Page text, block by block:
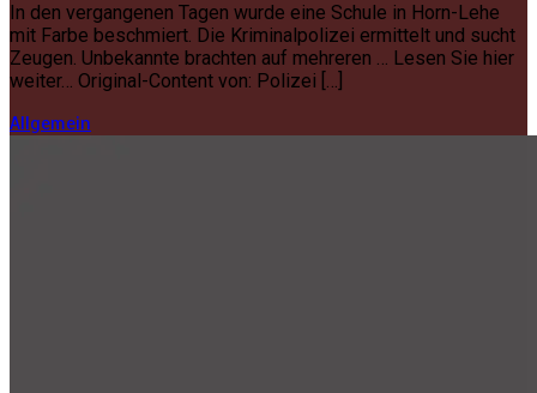
In den vergangenen Tagen wurde eine Schule in Horn-Lehe
mit Farbe beschmiert. Die Kriminalpolizei ermittelt und sucht
Zeugen. Unbekannte brachten auf mehreren … Lesen Sie hier
weiter… Original-Content von: Polizei […]
Allgemein